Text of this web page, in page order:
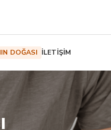
DOĞASI İLETİŞİM